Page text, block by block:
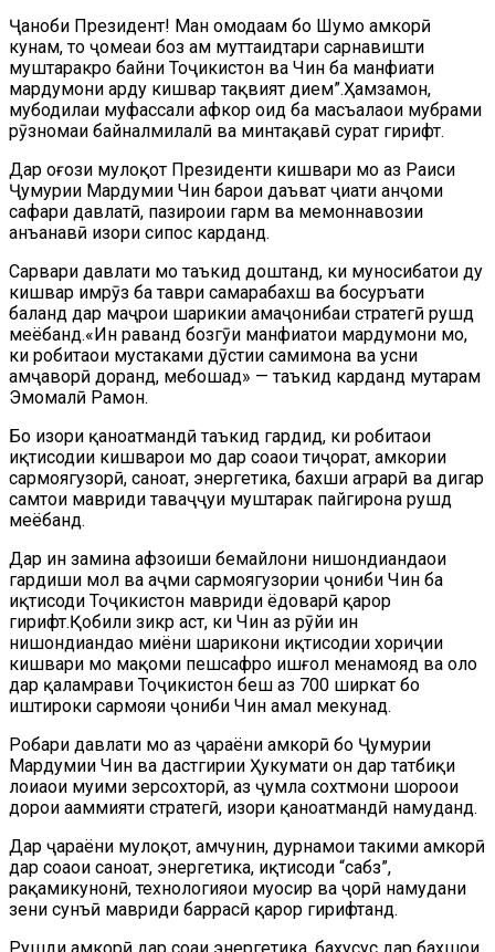
Ҷаноби Президент! Ман омодаам бо Шумо ҳамкорӣ
кунам, то ҷомеаи боз ҳам муттаҳидтари сарнавишти
муштаракро байни Тоҷикистон ва Чин ба манфиати
мардумони ҳарду кишвар тақвият диҳем”.Ҳамзамон,
мубодилаи муфассали афкор оид ба масъалаҳои мубрами
рӯзномаи байналмилалӣ ва минтақавӣ сурат гирифт.
Дар оғози мулоқот Президенти кишвари мо аз Раиси
Ҷумҳурии Мардумии Чин барои даъват ҷиҳати анҷоми
сафари давлатӣ, пазироии гарм ва меҳмоннавозии
анъанавӣ изҳори сипос карданд.
Сарвари давлати мо таъкид доштанд, ки муносибатҳои ду
кишвар имрӯз ба таври самарабахш ва босуръати
баланд дар маҷрои шарикии ҳамаҷонибаи стратегӣ рушд
меёбанд.«Ин раванд бозгӯи манфиатҳои мардумони мо,
ки робитаҳои мустаҳками дӯстии самимона ва ҳусни
ҳамҷаворӣ доранд, мебошад» — таъкид карданд муҳтарам
Эмомалӣ Раҳмон.
Бо изҳори қаноатмандӣ таъкид гардид, ки робитаҳои
иқтисодии кишварҳои мо дар соҳаҳои тиҷорат, ҳамкории
сармоягузорӣ, саноат, энергетика, бахши аграрӣ ва дигар
самтҳои мавриди таваҷҷуҳи муштарак пайгирона рушд
меёбанд.
Дар ин замина афзоиши бемайлони нишондиҳандаҳои
гардиши мол ва ҳаҷми сармоягузории ҷониби Чин ба
иқтисоди Тоҷикистон мавриди ёдоварӣ қарор
гирифт.Қобили зикр аст, ки Чин аз рӯйи ин
нишондиҳандаҳо миёни шарикони иқтисодии хориҷии
кишвари мо мақоми пешсафро ишғол менамояд ва ҳоло
дар қаламрави Тоҷикистон беш аз 700 ширкат бо
иштироки сармояи ҷониби Чин амал мекунад.
Роҳбари давлати мо аз ҷараёни ҳамкорӣ бо Ҷумҳурии
Мардумии Чин ва дастгирии Ҳукумати он дар татбиқи
лоиҳаҳои муҳими зерсохторӣ, аз ҷумла сохтмони шоҳроҳҳои
дорои аҳаммияти стратегӣ, изҳори қаноатмандӣ намуданд.
Дар ҷараёни мулоқот, ҳамчунин, дурнамои таҳкими ҳамкорӣ
дар соҳаҳои саноат, энергетика, иқтисоди “сабз”,
рақамикунонӣ, технологияҳои муосир ва ҷорӣ намудани
зеҳни сунъӣ мавриди баррасӣ қарор гирифтанд.